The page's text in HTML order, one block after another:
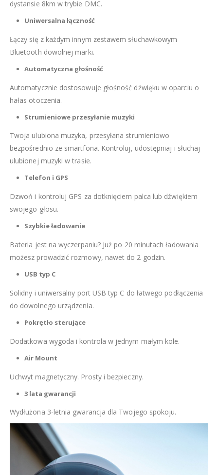
dystansie 8km w trybie DMC.
Uniwersalna łączność
Łączy się z każdym innym zestawem słuchawkowym
Bluetooth dowolnej marki.
Automatyczna głośność
Automatycznie dostosowuje głośność dźwięku w oparciu o
hałas otoczenia.
Strumieniowe przesyłanie muzyki
Twoja ulubiona muzyka, przesyłana strumieniowo
bezpośrednio ze smartfona. Kontroluj, udostępniaj i słuchaj
ulubionej muzyki w trasie.
Telefon i GPS
Dzwoń i kontroluj GPS za dotknięciem palca lub dźwiękiem
swojego głosu.
Szybkie ładowanie
Bateria jest na wyczerpaniu? Już po 20 minutach ładowania
możesz prowadzić rozmowy, nawet do 2 godzin.
USB typ C
Solidny i uniwersalny port USB typ C do łatwego podłączenia
do dowolnego urządzenia.
Pokrętło sterujące
Dodatkowa wygoda i kontrola w jednym małym kole.
Air Mount
Uchwyt magnetyczny. Prosty i bezpieczny.
3 lata gwarancji
Wydłużona 3-letnia gwarancja dla Twojego spokoju.